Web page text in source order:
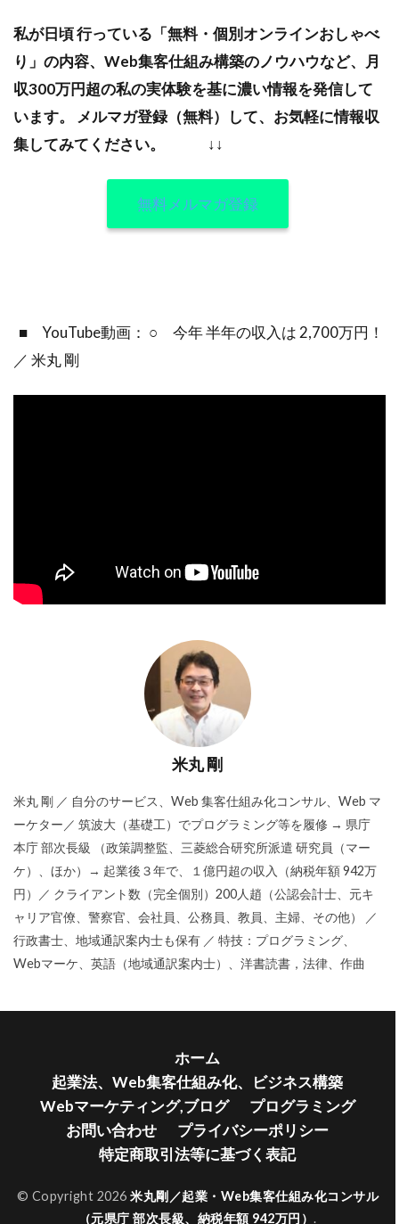
私が日頃 行っている「無料・個別オンラインおしゃべ
り」の内容、Web集客仕組み構築のノウハウなど、月
収300万円超の私の実体験を基に濃い情報を発信して
います。
メルマガ登録（無料）して、お気軽に情報収
集してみてください。
↓↓
無料メルマガ登録
■ YouTube動画： ○ 今年 半年の収入は 2,700万円！
／ 米丸 剛
米丸 剛
米丸 剛 ／ 自分のサービス、Web 集客仕組み化コンサル、Web マ
ーケター／ 筑波大（基礎工）でプログラミング等を履修 → 県庁
本庁 部次長級 （政策調整監、三菱総合研究所派遣 研究員（マー
ケ）、ほか）→ 起業後３年で、１億円超の収入（納税年額 942万
円）／ クライアント数（完全個別）200人趙（公認会計士、元キ
ャリア官僚、警察官、会社員、公務員、教員、主婦、その他） ／
行政書士、地域通訳案内士も保有 ／ 特技：プログラミング、
Webマーケ、英語（地域通訳案内士）、洋書読書，法律、作曲
ホーム
起業法、Web集客仕組み化、ビジネス構築
Webマーケティング,ブログ
プログラミング
お問い合わせ
プライバシーポリシー
特定商取引法等に基づく表記
© Copyright 2026 米丸剛／起業・Web集客仕組み化コンサル
（元県庁 部次長級、納税年額 942万円）.